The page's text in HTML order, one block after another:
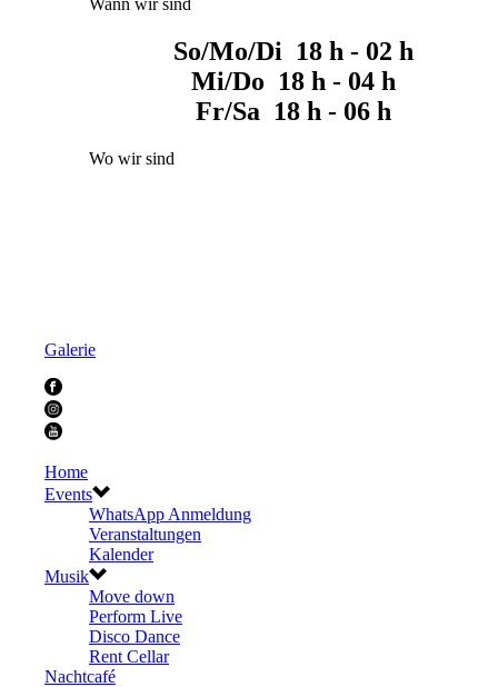
Wann wir sind
So/Mo/Di 18 h - 02 h
Mi/Do 18 h - 04 h
Fr/Sa 18 h - 06 h
Wo wir sind
Galerie
Home
Events
WhatsApp Anmeldung
Veranstaltungen
Kalender
Musik
Move down
Perform Live
Disco Dance
Rent Cellar
Nachtcafé